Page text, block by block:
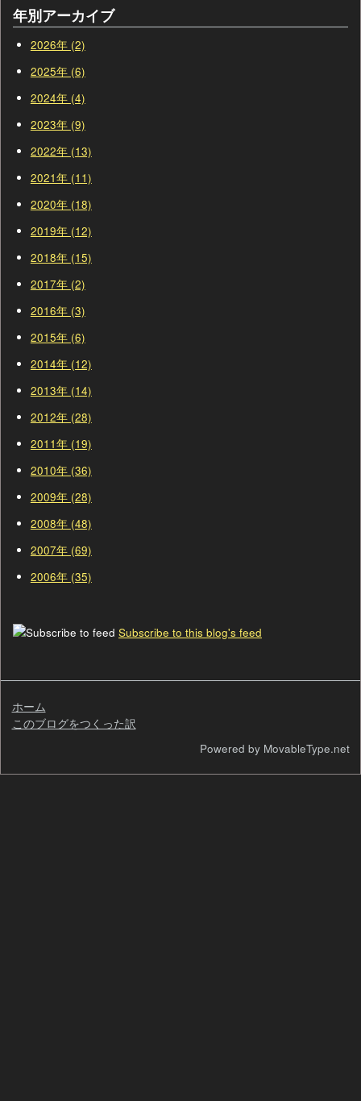
年別アーカイブ
2026年 (2)
2025年 (6)
2024年 (4)
2023年 (9)
2022年 (13)
2021年 (11)
2020年 (18)
2019年 (12)
2018年 (15)
2017年 (2)
2016年 (3)
2015年 (6)
2014年 (12)
2013年 (14)
2012年 (28)
2011年 (19)
2010年 (36)
2009年 (28)
2008年 (48)
2007年 (69)
2006年 (35)
Subscribe to this blog's feed
ホーム
このブログをつくった訳
自
Powered by MovableType.net